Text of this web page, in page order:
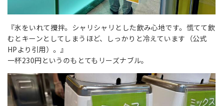
『氷をいれて攪拌。シャリシャリとした飲み心地です。慌てて飲
むとキーンとしてしまうほど、しっかりと冷えています（公式
HPより引用）。』
一杯230円というのもとてもリーズナブル。